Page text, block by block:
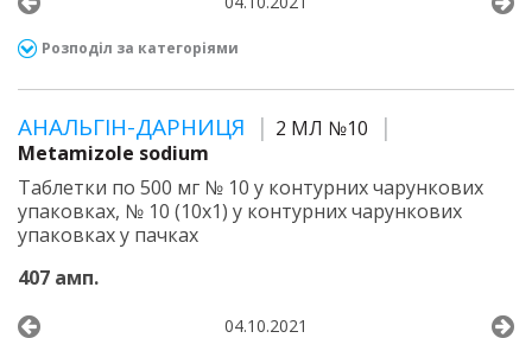
Розподіл за категоріями
АНАЛЬГІН-ДАРНИЦЯ
2 МЛ №10
Metamizole sodium
Таблетки по 500 мг № 10 у контурних чарункових
упаковках, № 10 (10х1) у контурних чарункових
упаковках у пачках
407 амп.
04.10.2021